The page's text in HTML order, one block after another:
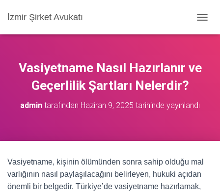
İzmir Şirket Avukatı
E
Vasiyetname Nasıl Hazırlanır ve
Geçerlilik Şartları Nelerdir?
admin tarafından Haziran 9, 2025 tarihinde yayınlandı
Vasiyetname, kişinin ölümünden sonra sahip olduğu mal
varlığının nasıl paylaşılacağını belirleyen, hukuki açıdan
önemli bir belgedir. Türkiye’de vasiyetname hazırlamak,